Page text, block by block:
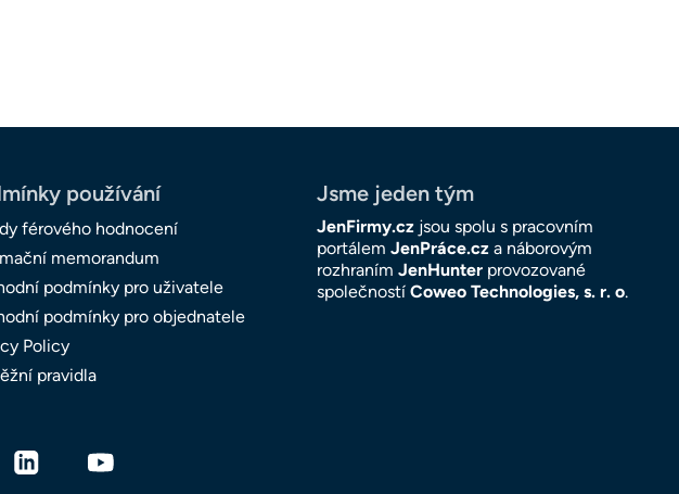
používání
férového hodnocení
memorandum
podmínky pro uživatele
podmínky pro objednatele
Policy
pravidla
Jsme jeden tým
JenFirmy.cz jsou spolu s pracovním
portálem JenPráce.cz a náborovým
rozhraním JenHunter provozované
společností Coweo Technologies, s. r. o.